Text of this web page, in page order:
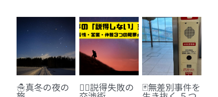
🙌自傷・他害・パニックは防げますか？
🏫社会福祉法人ぐらんま
🛒Learn More!（商品）
☃️真冬の夜の 🕵️‍♂️説得失敗の 🃏無差別事件を